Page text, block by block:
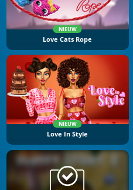
NIEUW
Love Cats Rope
NIEUW
Love In Style